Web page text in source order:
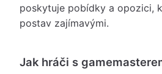
poskytuje pobídky a opozici,
postav zajímavými.
Jak hráči s